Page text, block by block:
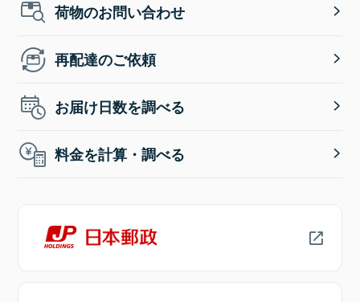
荷物のお問い合わせ
再配達のご依頼
お届け日数を調べる
料金を計算・調べる